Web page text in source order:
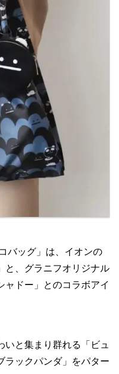
バッグ」は、イオンの
と、グラニフオリジナル
ャドー」とのコラボアイ
と集まり群れる「ビュ
ラックパンダ」をパター